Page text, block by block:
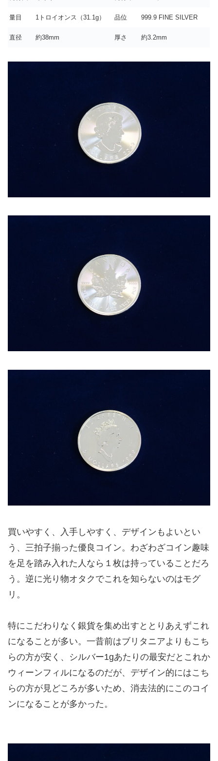
量目 1トロイオンス（31.1g） 品位 999.9 FINE SILVER
直径 約38mm 厚さ 約3.2mm
買いやすく、入手しやすく、デザインもよいとい
う、三拍子揃った優良コイン。わざわざコイン趣味
を足を踏み入れた人なら１枚は持っていることだろ
う。逆に光り物オタクでこれを知らないのはモグ
リ。
特にこだわりなく銀貨を集め出すととりあえずこれ
になることが多い。一昔前はブリタニアよりもこち
らの方が安く、シルバー1gあたりの最安だとこれか
ウィーンフィルになるのだが、デザイン的にはこち
らの方が見どころが多いため、消去法的にこのコイ
ンになることが多かった。